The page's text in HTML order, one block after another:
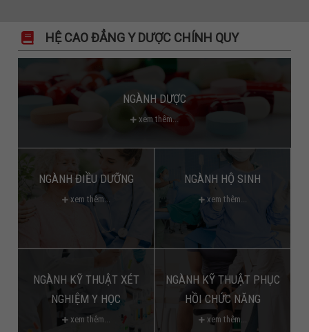
HỆ CAO ĐẲNG Y DƯỢC CHÍNH QUY
NGÀNH DƯỢC
xem thêm...
NGÀNH ĐIỀU DƯỠNG
xem thêm...
NGÀNH HỘ SINH
xem thêm...
NGÀNH KỸ THUẬT XÉT
NGHIỆM Y HỌC
xem thêm...
NGÀNH KỸ THUẬT PHỤC
HỒI CHỨC NĂNG
xem thêm...